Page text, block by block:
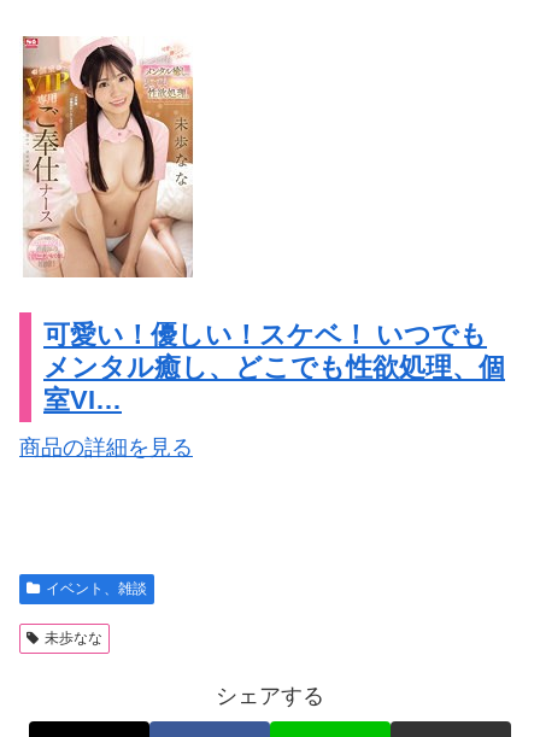
可愛い！優しい！スケベ！ いつでも
メンタル癒し、どこでも性欲処理、個
室VI…
商品の詳細を見る
イベント、雑談
未歩なな
シェアする